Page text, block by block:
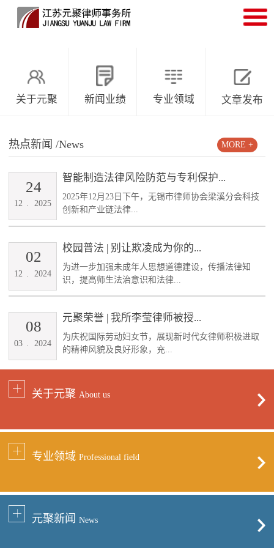
关于元聚 新闻业绩 专业领域 文章发布
热点新闻 /News
智能制造法律风险防范与专利保护...
2025年12月23日下午，无锡市律师协会梁溪分会科技
创新和产业链法律...
12 . 2025
24
校园普法 | 别让欺凌成为你的...
为进一步加强未成年人思想道德建设，传播法律知
识，提高师生法治意识和法律...
12 2024
02
元聚荣誉 | 我所李莹律师被授...
为庆祝国际劳动妇女节，展现新时代女律师积极进取
的精神风貌及良好形象，充...
03 2024
08
MORE +
关于元聚 About us
专业领域 Professional field
元聚新闻 News